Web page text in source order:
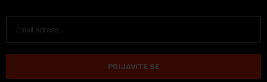
PRIJAVITE SE